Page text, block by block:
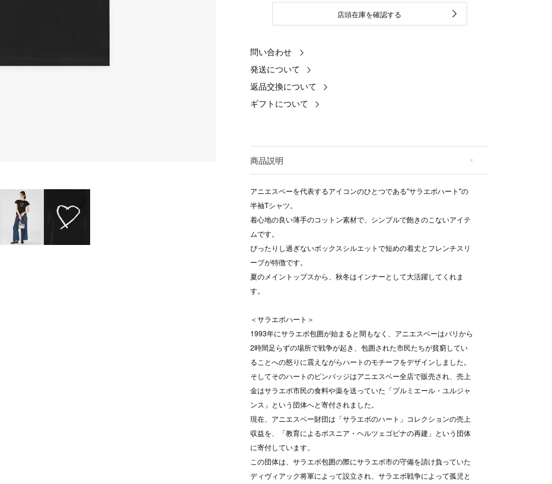
店頭在庫を確認する
問い合わせ
発送について
返品交換について
ギフトについて
商品説明
アニエスベーを代表するアイコンのひとつである"サラエボハート"の
半袖Tシャツ。
着心地の良い薄手のコットン素材で、シンプルで飽きのこないアイテ
ムです。
ぴったりし過ぎないボックスシルエットで短めの着丈とフレンチスリ
ーブが特徴です。
夏のメイントップスから、秋冬はインナーとして大活躍してくれま
す。
＜サラエボハート＞
1993年にサラエボ包囲が始まると間もなく、アニエスベーはパリから
2時間足らずの場所で戦争が起き、包囲された市民たちが貧窮してい
ることへの怒りに震えながらハートのモチーフをデザインしました。
そしてそのハートのピンバッジはアニエスベー全店で販売され、売上
金はサラエボ市民の食料や薬を送っていた「プルミエール・ユルジャ
ンス」という団体へと寄付されました。
現在、アニエスベー財団は「サラエボのハート」コレクションの売上
収益を、「教育によるボスニア・ヘルツェゴビナの再建」という団体
に寄付しています。
この団体は、サラエボ包囲の際にサラエボ市の守備を請け負っていた
ディヴィアック将軍によって設立され、サラエボ戦争によって孤児と